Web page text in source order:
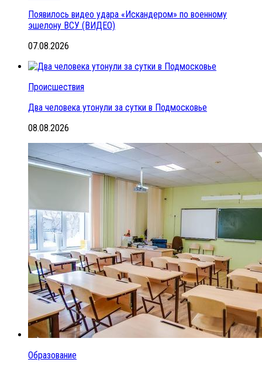
Появилось видео удара «Искандером» по военному
эшелону ВСУ (ВИДЕО)
07.08.2026
Происшествия
Два человека утонули за сутки в Подмосковье
08.08.2026
Образование